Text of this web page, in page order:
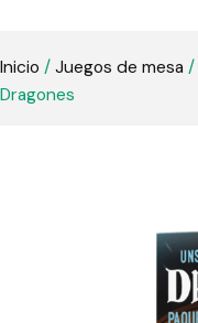
Inicio /Juegos de mesa /
Dragones